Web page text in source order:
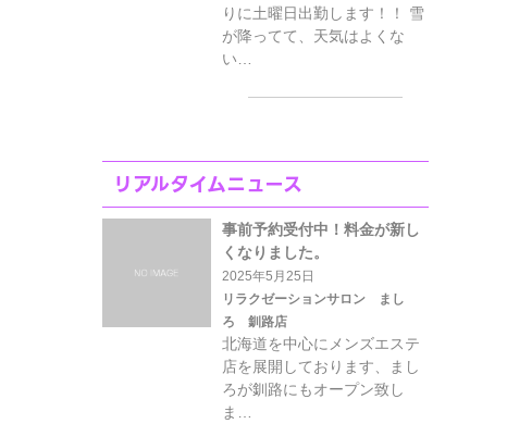
りに土曜日出勤します！！ 雪
が降ってて、天気はよくな
い…
リアルタイムニュース
事前予約受付中！料金が新し
くなりました。
2025年5月25日
リラクゼーションサロン まし
ろ 釧路店
北海道を中心にメンズエステ
店を展開しております、まし
ろが釧路にもオープン致し
ま…